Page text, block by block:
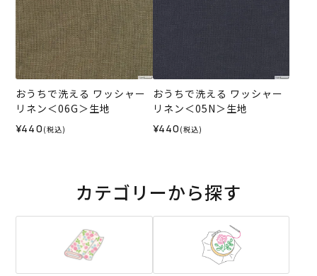
おうちで洗える ワッシャー
リネン＜06G＞生地
¥440 (税込)
おうちで洗える ワッシャー
リネン＜05N＞生地
¥440 (税込)
カテゴリーから探す